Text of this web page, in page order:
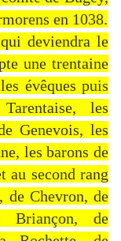
en 1038.
deviendra le
une trentaine
évêques puis
les
Genevois, les
les barons de
au second rang
de Chevron, de
Briançon, de